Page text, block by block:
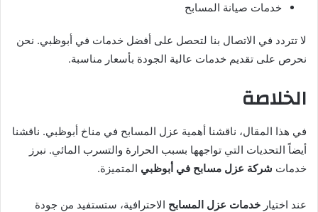
خدمات صيانة المسابح
لا تتردد في الاتصال بنا لتحصل على أفضل خدمات في أبوظبي. نحن
نحرص على تقديم خدمات عالية الجودة بأسعار مناسبة.
الخلاصة
في هذا المقال، ناقشنا أهمية عزل المسابح في مناخ أبوظبي. ناقشنا
أيضاً التحديات التي تواجهها بسبب الحرارة والتسرب المائي. نبرز
خدمات شركة عزل مسابح في أبوظبي المتميزة.
عند اختيار خدمات عزل المسابح الاحترافية، ستستفيد من جودة